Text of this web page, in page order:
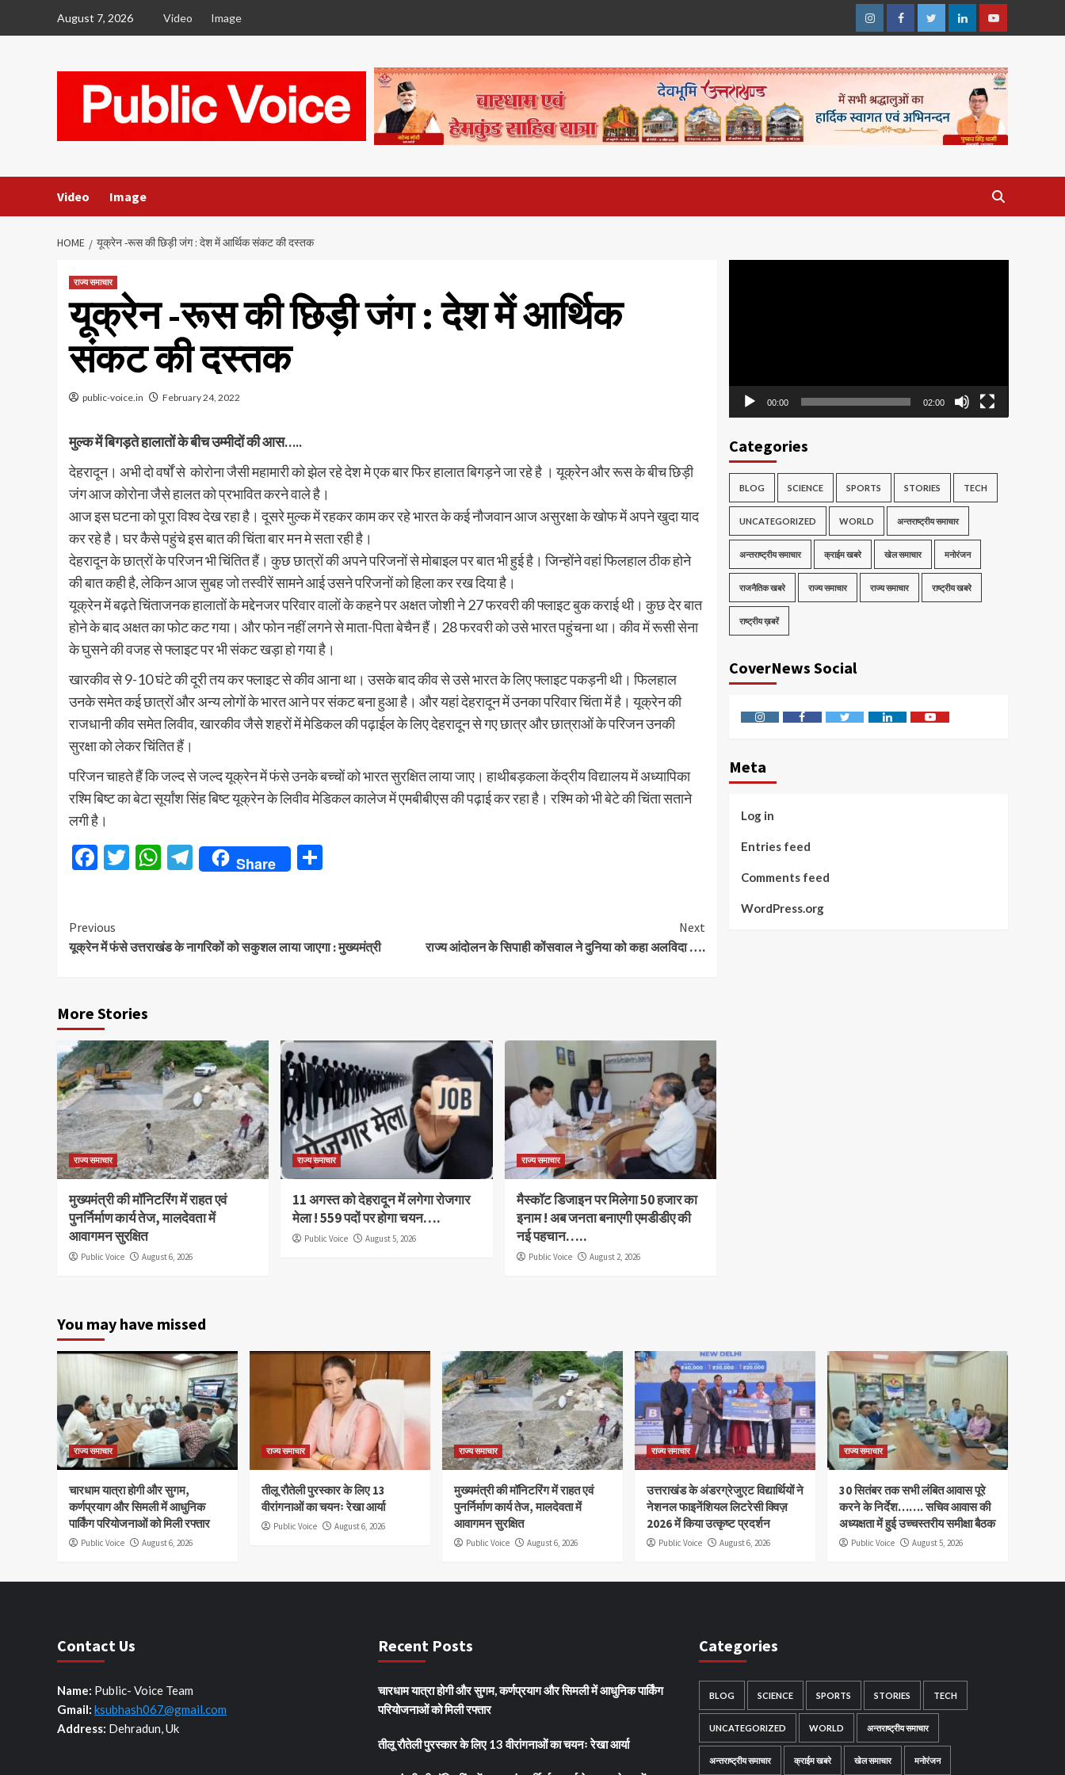
August 7, 2026 Video Image
InstagramFacebookTwitterLinkedinYoutube
Video Image
HOME यूक्रेन -रूस की छिड़ी जंग : देश में आर्थिक संकट की दस्तक
राज्य समाचार
यूक्रेन -रूस की छिड़ी जंग : देश में आर्थिक
संकट की दस्तक
public-voice.in February 24, 2022
मुल्क में बिगड़ते हालातों के बीच उम्मीदों की आस…..
देहरादून। अभी दो वर्षों से कोरोना जैसी महामारी को झेल रहे देश मे एक बार फिर हालात बिगड़ने जा रहे है । यूक्रेन और रूस के बीच छिड़ी
जंग आज कोरोना जैसे हालत को प्रभावित करने वाले है।
आज इस घटना को पूरा विश्व देख रहा है। दूसरे मुल्क में रहकर काम कर रहे भारत के कई नौजवान आज असुरक्षा के खोफ में अपने खुदा याद
कर रहे है। घर कैसे पहुंचे इस बात की चिंता बार मन मे सता रही है।
देहरादून के छात्रों के परिजन भी चिंतित हैं। कुछ छात्रों की अपने परिजनों से मोबाइल पर बात भी हुई है। जिन्होंने वहां फिलहाल ठीक होने
की बात कही है, लेकिन आज सुबह जो तस्वीरें सामने आई उसने परिजनों को हिला कर रख दिया है।
यूक्रेन में बढ़ते चिंताजनक हालातों के मद्देनजर परिवार वालों के कहने पर अक्षत जोशी ने 27 फरवरी की फ्लाइट बुक कराई थी। कुछ देर बात
होने के बाद अक्षत का फोट कट गया। और फोन नहीं लगने से माता-पिता बेचैन हैं। 28 फरवरी को उसे भारत पहुंचना था। कीव में रूसी सेना
के घुसने की वजह से फ्लाइट पर भी संकट खड़ा हो गया है।
खारकीव से 9-10 घंटे की दूरी तय कर फ्लाइट से कीव आना था। उसके बाद कीव से उसे भारत के लिए फ्लाइट पकड़नी थी। फिलहाल
उनके समेत कई छात्रों और अन्य लोगों के भारत आने पर संकट बना हुआ है। और यहां देहरादून में उनका परिवार चिंता में है। यूक्रेन की
राजधानी कीव समेत लिवीव, खारकीव जैसे शहरों में मेडिकल की पढ़ाईल के लिए देहरादून से गए छात्र और छात्राओं के परिजन उनकी
सुरक्षा को लेकर चिंतित हैं।
परिजन चाहते हैं कि जल्द से जल्द यूक्रेन में फंसे उनके बच्चों को भारत सुरक्षित लाया जाए। हाथीबड़कला केंद्रीय विद्यालय में अध्यापिका
रश्मि बिष्ट का बेटा सूर्यांश सिंह बिष्ट यूक्रेन के लिवीव मेडिकल कालेज में एमबीबीएस की पढ़ाई कर रहा है। रश्मि को भी बेटे की चिंता सताने
लगी है।
Facebook
Twitter
WhatsApp
Telegram
Share
Continue
Reading
Previous
यूक्रेन में फंसे उत्तराखंड के नागरिकों को सकुशल लाया जाएगा : मुख्यमंत्री
Next
राज्य आंदोलन के सिपाही कोंसवाल ने दुनिया को कहा अलविदा ….
More Stories
राज्य समाचार
मुख्यमंत्री की मॉनिटरिंग में राहत एवं
पुनर्निर्माण कार्य तेज, मालदेवता में
आवागमन सुरक्षित
Public Voice August 6, 2026
राज्य समाचार
11 अगस्त को देहरादून में लगेगा रोजगार
मेला ! 559 पदों पर होगा चयन….
Public Voice August 5, 2026
राज्य समाचार
मैस्कॉट डिजाइन पर मिलेगा 50 हजार का
इनाम ! अब जनता बनाएगी एमडीडीए की
नई पहचान…..
Public Voice August 2, 2026
00:00 02:00
Categories
BLOG SCIENCE SPORTS STORIES TECH
UNCATEGORIZED WORLD अन्तराष्ट्रीय समाचार
अन्तराष्ट्रीय समाचार क्राईम खबरे खेल समाचार मनोरंजन
राजनैतिक खबरे राज्य समाचार राज्य समाचार राष्ट्रीय खबरे
राष्ट्रीय ख़बरें
CoverNews Social
InstagramFacebookTwitter LinkedinYoutube
Meta
Log in
Entries feed
Comments feed
WordPress.org
You may have missed
राज्य समाचार
चारधाम यात्रा होगी और सुगम,
कर्णप्रयाग और सिमली में आधुनिक
पार्किंग परियोजनाओं को मिली रफ्तार
Public Voice August 6, 2026
राज्य समाचार
तीलू रौतेली पुरस्कार के लिए 13
वीरांगनाओं का चयनः रेखा आर्या
Public Voice August 6, 2026
राज्य समाचार
मुख्यमंत्री की मॉनिटरिंग में राहत एवं
पुनर्निर्माण कार्य तेज, मालदेवता में
आवागमन सुरक्षित
Public Voice August 6, 2026
राज्य समाचार
उत्तराखंड के अंडरग्रेजुएट विद्यार्थियों ने
नेशनल फाइनेंशियल लिटरेसी क्विज़
2026 में किया उत्कृष्ट प्रदर्शन
Public Voice August 6, 2026
राज्य समाचार
30 सितंबर तक सभी लंबित आवास पूरे
करने के निर्देश……. सचिव आवास की
अध्यक्षता में हुई उच्चस्तरीय समीक्षा बैठक
Public Voice August 5, 2026
Contact Us
Name: Public- Voice Team
Gmail: ksubhash067@gmail.com
Address: Dehradun, Uk
Recent Posts
चारधाम यात्रा होगी और सुगम, कर्णप्रयाग और सिमली में आधुनिक पार्किंग
परियोजनाओं को मिली रफ्तार
तीलू रौतेली पुरस्कार के लिए 13 वीरांगनाओं का चयनः रेखा आर्या
Categories
BLOG SCIENCE SPORTS STORIES TECH
UNCATEGORIZED WORLD अन्तराष्ट्रीय समाचार
अन्तराष्ट्रीय समाचार क्राईम खबरे खेल समाचार मनोरंजन